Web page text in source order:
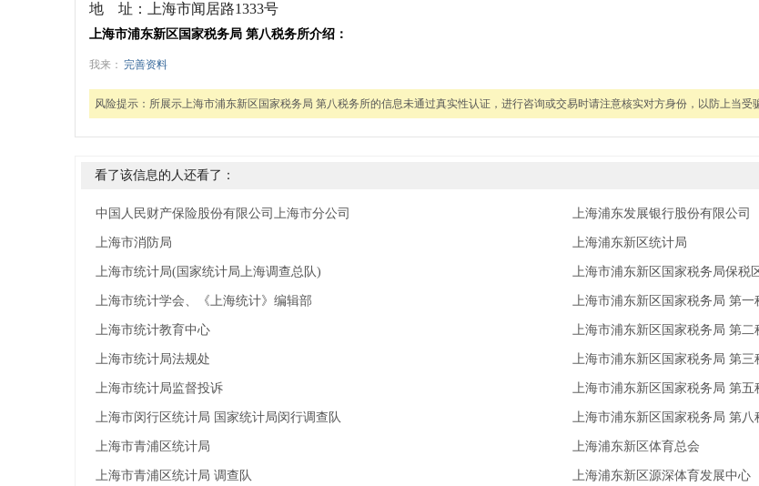
地 址： 上海市闻居路1333号
上海市浦东新区国家税务局 第八税务所介绍：
我来： 完善资料
风险提示： 所展示上海市浦东新区国家税务局 第八税务所的信息未通过真实性认证，进行咨询或交易时请注意核实对方身份，以防上当受
看了该信息的人还看了：
中国人民财产保险股份有限公司上海市分公司
上海市消防局
上海市统计局(国家统计局上海调查总队)
上海市统计学会、《上海统计》编辑部
上海市统计教育中心
上海市统计局法规处
上海市统计局监督投诉
上海市闵行区统计局 国家统计局闵行调查队
上海市青浦区统计局
上海市青浦区统计局 调查队
上海浦东发展银行股份有限公司
上海浦东新区统计局
上海市浦东新区国家税务局保税
上海市浦东新区国家税务局 第一
上海市浦东新区国家税务局 第二
上海市浦东新区国家税务局 第三
上海市浦东新区国家税务局 第五
上海市浦东新区国家税务局 第八
上海浦东新区体育总会
上海浦东新区源深体育发展中心